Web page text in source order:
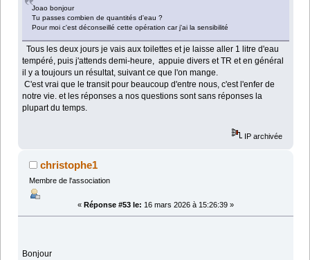
Joao bonjour
Tu passes combien de quantités d'eau ?
Pour moi c'est déconseillé cette opération car j'ai la sensibilité
Tous les deux jours je vais aux toilettes et je laisse aller 1 litre d'eau
tempéré, puis j'attends demi-heure, appuie divers et TR et en général
il y a toujours un résultat, suivant ce que l'on mange.
C'est vrai que le transit pour beaucoup d'entre nous, c'est l'enfer de
notre vie. et les réponses a nos questions sont sans réponses la
plupart du temps.
IP archivée
christophe1
Membre de l'association
« Réponse #53 le: 16 mars 2026 à 15:26:39 »
Bonjour